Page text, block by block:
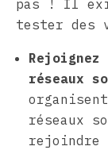
pas ! Il
tester des
réseaux
réseaux
rejoindre